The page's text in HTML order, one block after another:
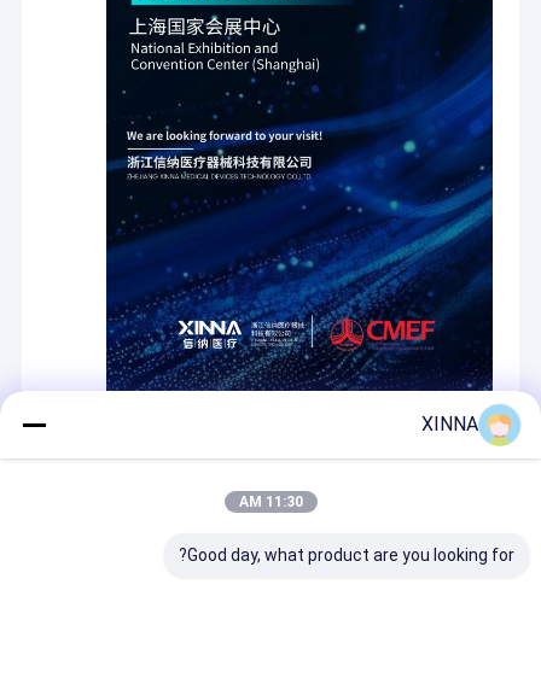
XINNA
11:30 AM
Good day, what product are you looking for?